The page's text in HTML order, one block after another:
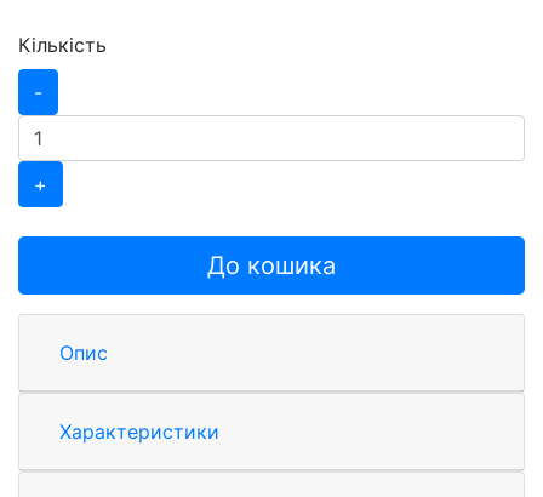
Кількість
-
+
До кошика
Опис
Характеристики